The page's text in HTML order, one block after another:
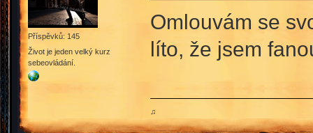
Příspěvků: 145
Život je jeden velký kurz
sebeovládání.
Omlouvám se
líto, že jsem
♫